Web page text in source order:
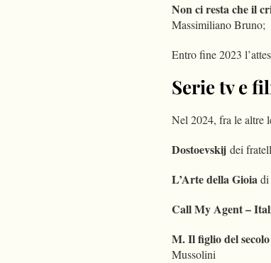
Non ci resta che il
Massimiliano Bruno;
Entro fine 2023
Serie tv e
Nel 2024, fra le altre
Dostoevskij dei
L’Arte della Gioiadi
Call My Agent –
M. Il figlio del secolo
Mussolini